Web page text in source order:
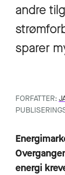
andre
sparer
FORFATTER:
energi